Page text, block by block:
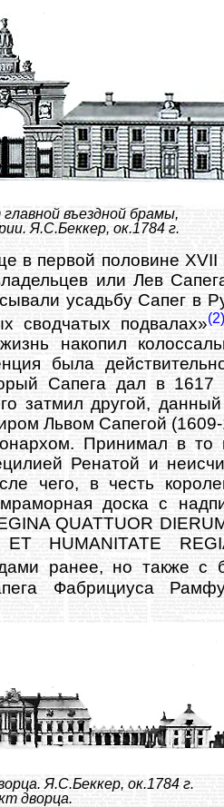
въездной брамы,
Я.С.Беккер, ок.1784 г.
в первой половине
или Лев
усадьбу Сапег в
сводчатых подвалах»(2)
накопил
была
Сапега дал в 1617
затмил другой,
Львом Сапегой (1609-
Принимал в то
Ренатой и
чего, в честь
доска с
QUATTUOR
ET HUMANITATE
ранее, но также с
Фабрициуса
Я.С.Беккер, ок.1784 г.
дворца.